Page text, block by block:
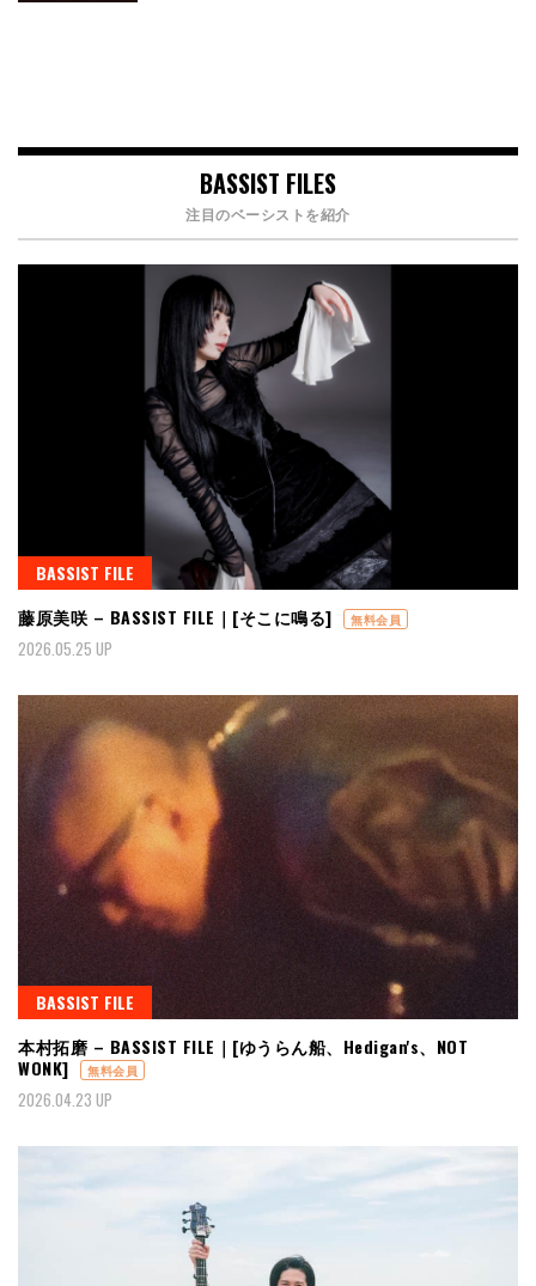
BASSIST FILES
注目のベーシストを紹介
BASSIST FILE
藤原美咲 – BASSIST FILE｜[そこに鳴る]
無料会員
2026.05.25 UP
BASSIST FILE
本村拓磨 – BASSIST FILE｜[ゆうらん船、Hedigan's、NOT
WONK]
無料会員
2026.04.23 UP